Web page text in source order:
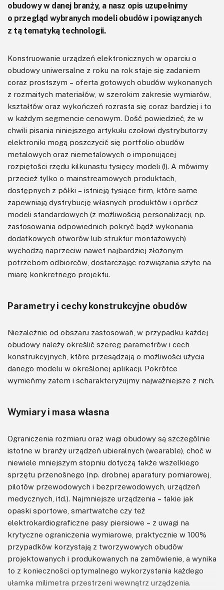
obudowy w danej branży, a nasz opis uzupełnimy
o przegląd wybranych modeli obudów i powiązanych
z tą tematyką technologii.
Konstruowanie urządzeń elektronicznych w oparciu o
obudowy uniwersalne z roku na rok staje się zadaniem
coraz prostszym – oferta gotowych obudów wykonanych
z rozmaitych materiałów, w szerokim zakresie wymiarów,
kształtów oraz wykończeń rozrasta się coraz bardziej i to
w każdym segmencie cenowym. Dość powiedzieć, że w
chwili pisania niniejszego artykułu czołowi dystrybutorzy
elektroniki mogą poszczycić się portfolio obudów
metalowych oraz niemetalowych o imponującej
rozpiętości rzędu kilkunastu tysięcy modeli (!). A mówimy
przecież tylko o mainstreamowych produktach,
dostępnych z półki – istnieją tysiące firm, które same
zapewniają dystrybucję własnych produktów i oprócz
modeli standardowych (z możliwością personalizacji, np.
zastosowania odpowiednich pokryć bądź wykonania
dodatkowych otworów lub struktur montażowych)
wychodzą naprzeciw nawet najbardziej złożonym
potrzebom odbiorców, dostarczając rozwiązania szyte na
miarę konkretnego projektu.
Parametry i cechy konstrukcyjne obudów
Niezależnie od obszaru zastosowań, w przypadku każdej
obudowy należy określić szereg parametrów i cech
konstrukcyjnych, które przesądzają o możliwości użycia
danego modelu w określonej aplikacji. Pokrótce
wymieńmy zatem i scharakteryzujmy najważniejsze z nich.
Wymiary i masa własna
Ograniczenia rozmiaru oraz wagi obudowy są szczególnie
istotne w branży urządzeń ubieralnych (wearable), choć w
niewiele mniejszym stopniu dotyczą także wszelkiego
sprzętu przenośnego (np. drobnej aparatury pomiarowej,
pilotów przewodowych i bezprzewodowych, urządzeń
medycznych, itd.). Najmniejsze urządzenia – takie jak
opaski sportowe, smartwatche czy też
elektrokardiograficzne pasy piersiowe – z uwagi na
krytyczne ograniczenia wymiarowe, praktycznie w 100%
przypadków korzystają z tworzywowych obudów
projektowanych i produkowanych na zamówienie, a wynika
to z konieczności optymalnego wykorzystania każdego
ułamka milimetra przestrzeni wewnątrz urządzenia.